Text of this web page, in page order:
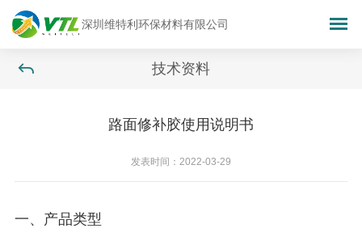
深圳维特利环保材料有限公司
技术资料
路面修补胶使用说明书
发表时间：2022-03-29
一、 产品类型